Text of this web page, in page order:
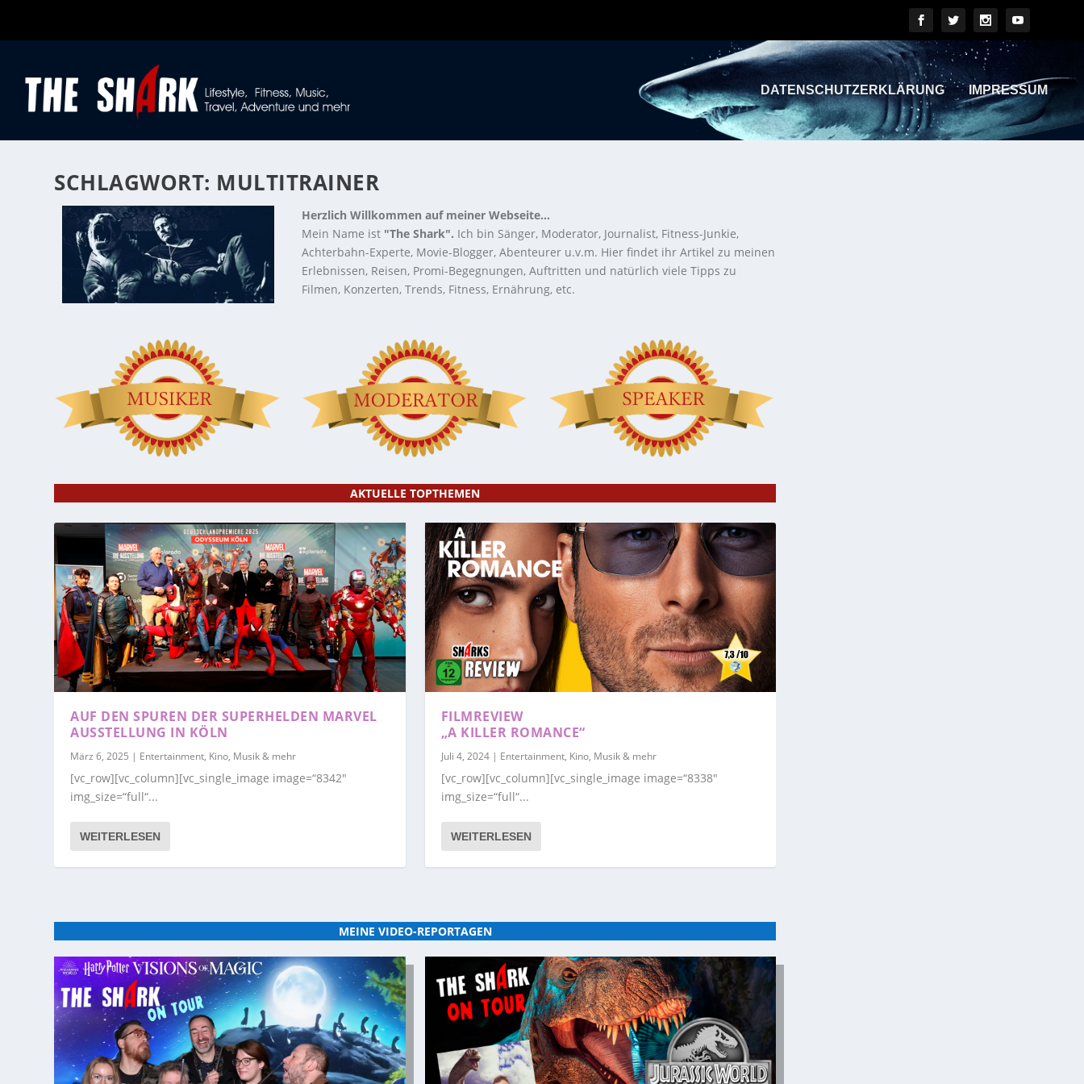
DATENSCHUTZERKLÄRUNG IMPRESSUM
SCHLAGWORT: MULTITRAINER
Herzlich Willkommen auf meiner Webseite...
Mein Name ist "The Shark". Ich bin Sänger, Moderator, Journalist, Fitness-Junkie,
Achterbahn-Experte, Movie-Blogger, Abenteurer u.v.m. Hier findet ihr Artikel zu meinen
Erlebnissen, Reisen, Promi-Begegnungen, Auftritten und natürlich viele Tipps zu
Filmen, Konzerten, Trends, Fitness, Ernährung, etc.
AKTUELLE TOPTHEMEN
AUF DEN SPUREN DER SUPERHELDEN MARVEL
AUSSTELLUNG IN KÖLN
März 6, 2025 | Entertainment, Kino, Musik & mehr
[vc_row][vc_column][vc_single_image image=“8342″
img_size=“full“...
WEITERLESEN
FILMREVIEW
„A KILLER ROMANCE“
Juli 4, 2024| Entertainment, Kino, Musik & mehr
[vc_row][vc_column][vc_single_image image=“8338″
img_size=“full“...
WEITERLESEN
MEINE VIDEO-REPORTAGEN